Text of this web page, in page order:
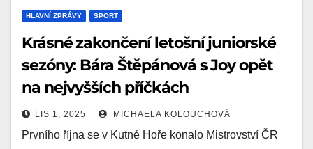
HLAVNÍ ZPRÁVY SPORT
Krásné zakončení letošní juniorské
sezóny: Bára Štěpánová s Joy opět
na nejvyšších příčkách
LIS 1, 2025 MICHAELA KOLOUCHOVÁ
Prvního října se v Kutné Hoře konalo Mistrovství ČR